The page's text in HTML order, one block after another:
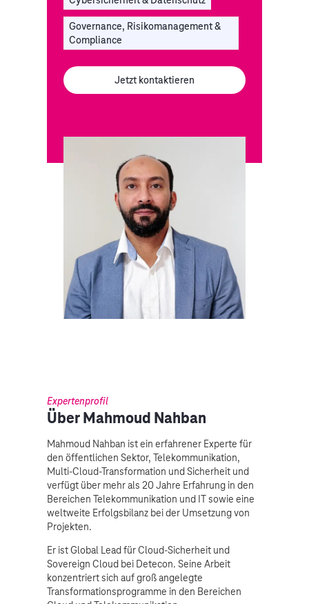
Governance, Risikomanagement &
Compliance
Jetzt kontaktieren
Expertenprofil
Über Mahmoud Nahban
Mahmoud Nahban ist ein erfahrener Experte für
den öffentlichen Sektor, Telekommunikation,
Multi-Cloud-Transformation und Sicherheit und
verfügt über mehr als 20 Jahre Erfahrung in den
Bereichen Telekommunikation und IT sowie eine
weltweite Erfolgsbilanz bei der Umsetzung von
Projekten.
Er ist Global Lead für Cloud-Sicherheit und
Sovereign Cloud bei Detecon. Seine Arbeit
konzentriert sich auf groß angelegte
Transformationsprogramme in den Bereichen